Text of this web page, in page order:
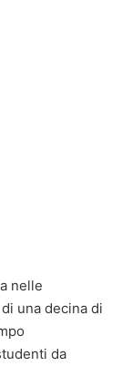
nelle
una decina di
da